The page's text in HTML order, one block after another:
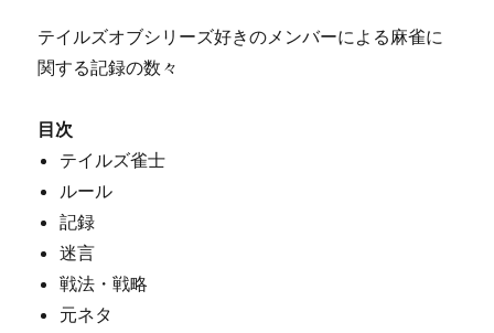
テイルズオブシリーズ好きのメンバーによる麻雀に
関する記録の数々
目次
テイルズ雀士
ルール
記録
迷言
戦法・戦略
元ネタ